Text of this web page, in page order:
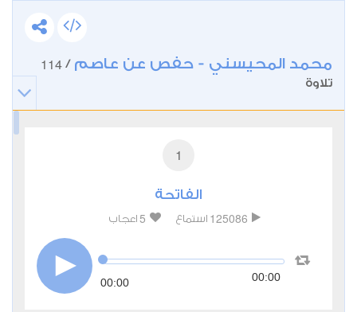
محمد المحيسني - حفص عن عاصم /
114
تلاوة
1
الفاتحة
125086 استماع 5 اعجاب
00:00 00:00